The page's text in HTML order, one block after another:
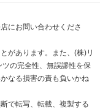
にお問い合わせくださ
があります。また、(株)リ
の完全性、無誤謬性を保
なる損害の責も負いかね
で転写、転載、複製する